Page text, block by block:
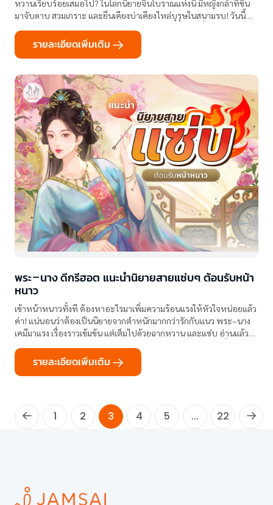
หวานเรียบร้อยเสมอไป? ในโลกนิยายจีนโบราณแห่งนี้ มีหญิงกล้าที่ขึ้น
มาจับดาบ สวมเกราะ และยืนเคียงบ่าเคียงไหล่บุรุษในสนามรบ! วันนี้
รายละเอียดเพิ่มเติม
พระ–นาง ดีกรีฮอต แนะนำนิยายสายแซ่บๆ ต้อนรับหน้า
หนาว
เข้าหน้าหนาวทั้งที ต้องหาอะไรมาเพิ่มความร้อนแรงให้หัวใจหน่อยแล้ว
ค่า! แน่นอนว่าต้องเป็นนิยายจากตำหนักมากกว่ารักกับแนว พระ–นาง
เคมีมาแรง เรื่องราวเข้มข้น แต่เต็มไปด้วยฉากหวาน และแซ่บ อ่านแล้ว
รายละเอียดเพิ่มเติม
1 2 3 4 5 ... 22